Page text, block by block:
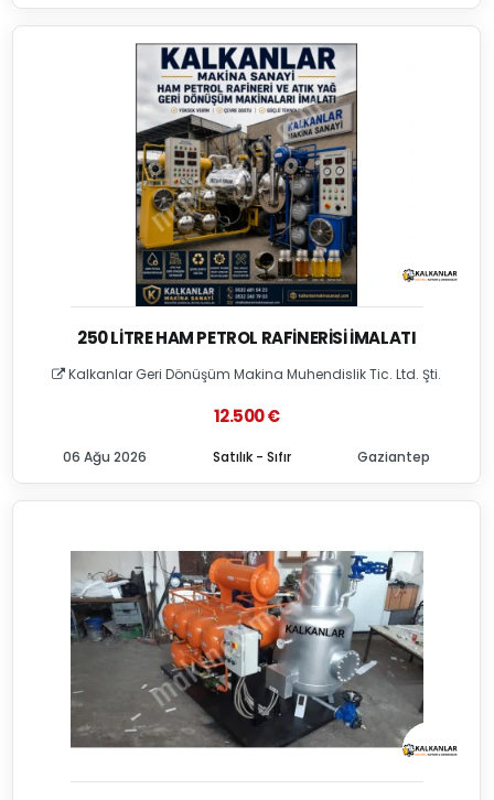
250 LITRE HAM PETROL RAFINERISI İMALATI
Kalkanlar Geri Dönüşüm Makina Muhendislik Tic. Ltd. Şti.
12.500 €
Satılık - Sıfır
06 Ağu 2026 Gaziantep